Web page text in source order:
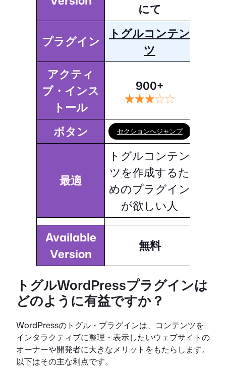
にて
プラグイン
トグルコンテン
ツ
アクティ
ブ・インス
トール
900+
ボタン セクションへジャンプ
最適
トグルコンテン
ツを作成するた
めのプラグイン
が欲しい人
Available
Version
無料
トグルWordPressプラグインは
どのように有益ですか？
WordPressのトグル・プラグインは、コンテンツを
インタラクティブに整理・表示したいウェブサイトの
オーナーや開発者に大きなメリットをもたらします。
以下はその主な利点です。